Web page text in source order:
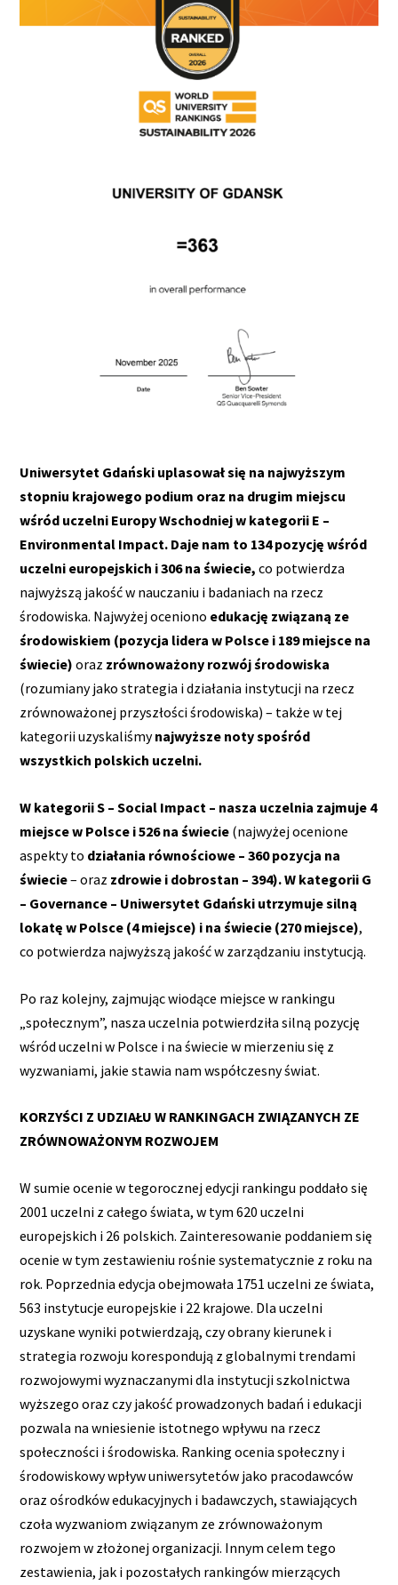
Uniwersytet Gdański uplasował się na najwyższym
stopniu krajowego podium oraz na drugim miejscu
wśród uczelni Europy Wschodniej w kategorii E –
Environmental Impact. Daje nam to 134 pozycję wśród
uczelni europejskich i 306 na świecie, co potwierdza
najwyższą jakość w nauczaniu i badaniach na rzecz
środowiska. Najwyżej oceniono edukację związaną ze
środowiskiem (pozycja lidera w Polsce i 189 miejsce na
świecie)oraz zrównoważony rozwój środowiska
(rozumiany jako strategia i działania instytucji na rzecz
zrównoważonej przyszłości środowiska) – także w tej
kategorii uzyskaliśmynajwyższe noty spośród
wszystkich polskich uczelni.
W kategorii S – Social Impact – nasza uczelnia zajmuje 4
miejsce w Polsce i 526 na świecie (najwyżej ocenione
aspekty to działania równościowe – 360 pozycja na
świecie– oraz zdrowie i dobrostan – 394). W kategorii G
– Governance – Uniwersytet Gdański utrzymuje silną
lokatę w Polsce (4 miejsce) i na świecie (270 miejsce),
co potwierdza najwyższą jakość w zarządzaniu instytucją.
Po raz kolejny, zajmując wiodące miejsce w rankingu
„społecznym”, nasza uczelnia potwierdziła silną pozycję
wśród uczelni w Polsce i na świecie w mierzeniu się z
wyzwaniami, jakie stawia nam współczesny świat.
KORZYŚCI Z UDZIAŁU W RANKINGACH ZWIĄZANYCH ZE
ZRÓWNOWAŻONYM ROZWOJEM
W sumie ocenie w tegorocznej edycji rankingu poddało się
2001 uczelni z całego świata, w tym 620 uczelni
europejskich i 26 polskich. Zainteresowanie poddaniem się
ocenie w tym zestawieniu rośnie systematycznie z roku na
rok. Poprzednia edycja obejmowała 1751 uczelni ze świata,
563 instytucje europejskie i 22 krajowe. Dla uczelni
uzyskane wyniki potwierdzają, czy obrany kierunek i
strategia rozwoju korespondują z globalnymi trendami
rozwojowymi wyznaczanymi dla instytucji szkolnictwa
wyższego oraz czy jakość prowadzonych badań i edukacji
pozwala na wniesienie istotnego wpływu na rzecz
społeczności i środowiska. Ranking ocenia społeczny i
środowiskowy wpływ uniwersytetów jako pracodawców
oraz ośrodków edukacyjnych i badawczych, stawiających
czoła wyzwaniom związanym ze zrównoważonym
rozwojem w złożonej organizacji. Innym celem tego
zestawienia, jak i pozostałych rankingów mierzących